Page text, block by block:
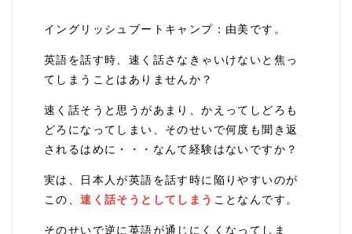
イングリッシュブートキャンプ：由美です。
英語を話す時、速く話さなきゃいけないと焦っ
てしまうことはありませんか？
速く話そうと思うがあまり、かえってしどろも
どろになってしまい、そのせいで何度も聞き返
されるはめに・・・なんて経験はないですか？
実は、日本人が英語を話す時に陥りやすいのが
この、速く話そうとしてしまう ことなんです。
そのせいで逆に英語が通じにくくなってしま